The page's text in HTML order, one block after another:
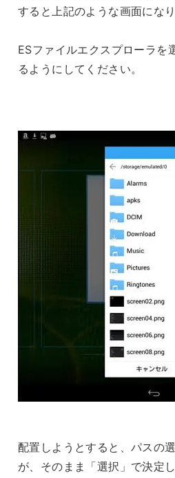
すると上記のような画面になり
ESファイルエクスプローラを
るようにしてください。
配置しようとすると、パスの
が、そのまま「選択」で決定